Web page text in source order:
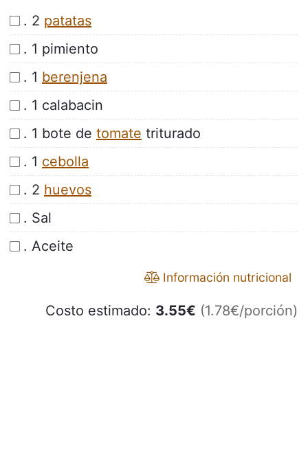
. 2 patatas
. 1 pimiento
. 1 berenjena
. 1 calabacin
. 1 bote de tomate triturado
. 1 cebolla
. 2 huevos
. Sal
. Aceite
Información nutricional
Costo estimado: 3.55€ (1.78€/porción)